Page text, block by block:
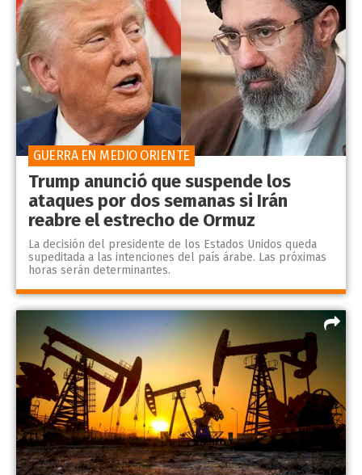
Trump anunció que suspende los
ataques por dos semanas si Irán
reabre el estrecho de Ormuz
La decisión del presidente de los Estados Unidos queda
supeditada a las intenciones del país árabe. Las próximas
horas serán determinantes.
GUERRA EN MEDIO ORIENTE